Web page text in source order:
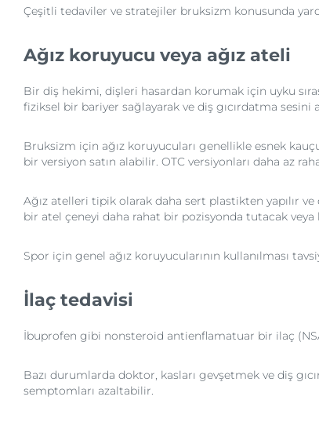
Çeşitli tedaviler ve stratejiler bruksizm konusunda
Ağız koruyucu veya ağız ateli
Bir diş hekimi, dişleri hasardan korumak için uyku
fiziksel bir bariyer sağlayarak ve diş gıcırdatma sesini
Bruksizm için ağız koruyucuları genellikle esnek
bir versiyon satın alabilir. OTC versiyonları daha az
Ağız atelleri tipik olarak daha sert plastikten yapılır
bir atel çeneyi daha rahat bir pozisyonda tutacak
Spor için genel ağız koruyucularının kullanılması
İlaç tedavisi
İbuprofen gibi nonsteroid antienflamatuar bir ilaç
Bazı durumlarda doktor, kasları gevşetmek ve diş
semptomları azaltabilir.